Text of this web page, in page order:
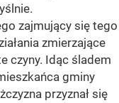
zajmujący się tego
zmierzające
czyny. Idąc śladem
gminy
przyznał się